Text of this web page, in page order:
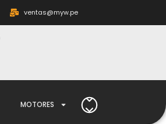
ventas@myw.pe
MOTORES